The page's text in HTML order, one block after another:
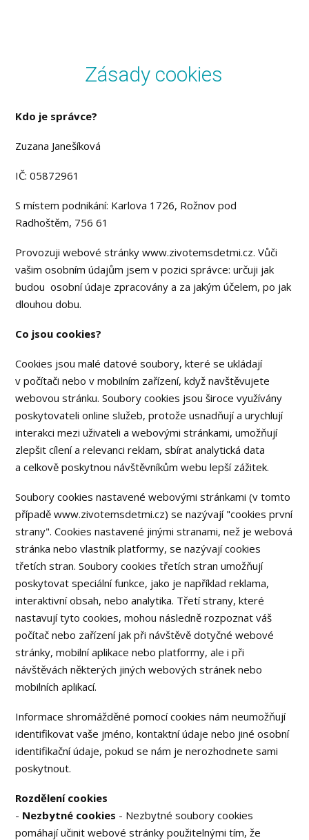
Zásady cookies
Kdo je správce?
Zuzana Janešíková
IČ: 05872961
S místem podnikání: Karlova 1726, Rožnov pod
Radhoštěm, 756 61
Provozuji webové stránky www.zivotemsdetmi.cz. Vůči
vašim osobním údajům jsem v pozici správce: určuji jak
budou osobní údaje zpracovány a za jakým účelem, po jak
dlouhou dobu.
Co jsou cookies?
Cookies jsou malé datové soubory, které se ukládají
v počítači nebo v mobilním zařízení, když navštěvujete
webovou stránku. Soubory cookies jsou široce využívány
poskytovateli online služeb, protože usnadňují a urychlují
interakci mezi uživateli a webovými stránkami, umožňují
zlepšit cílení a relevanci reklam, sbírat analytická data
a celkově poskytnou návštěvníkům webu lepší zážitek.
Soubory cookies nastavené webovými stránkami (v tomto
případě www.zivotemsdetmi.cz) se nazývají "cookies první
strany". Cookies nastavené jinými stranami, než je webová
stránka nebo vlastník platformy, se nazývají cookies
třetích stran. Soubory cookies třetích stran umožňují
poskytovat speciální funkce, jako je například reklama,
interaktivní obsah, nebo analytika. Třetí strany, které
nastavují tyto cookies, mohou následně rozpoznat váš
počítač nebo zařízení jak při návštěvě dotyčné webové
stránky, mobilní aplikace nebo platformy, ale i při
návštěvách některých jiných webových stránek nebo
mobilních aplikací.
Informace shromážděné pomocí cookies nám neumožňují
identifikovat vaše jméno, kontaktní údaje nebo jiné osobní
identifikační údaje, pokud se nám je nerozhodnete sami
poskytnout.
Rozdělení cookies
- Nezbytné cookies - Nezbytné soubory cookies
pomáhají učinit webové stránky použitelnými tím, že